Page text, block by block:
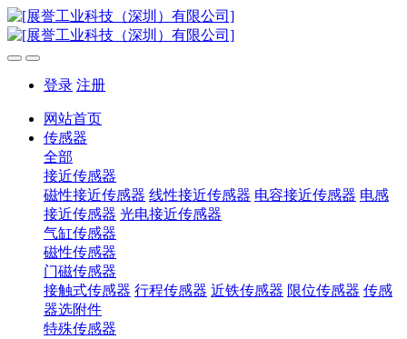
登录 注册
网站首页
传感器
全部
接近传感器
磁性接近传感器 线性接近传感器 电容接近传感器 电感
接近传感器 光电接近传感器
气缸传感器
磁性传感器
门磁传感器
接触式传感器 行程传感器 近铁传感器 限位传感器 传感
器选附件
特殊传感器